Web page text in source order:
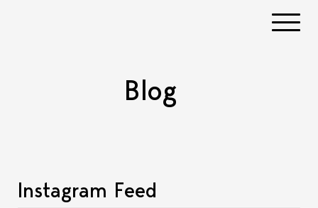
Blog
Instagram Feed
Akkordeon öffnen, bzw. schliessen